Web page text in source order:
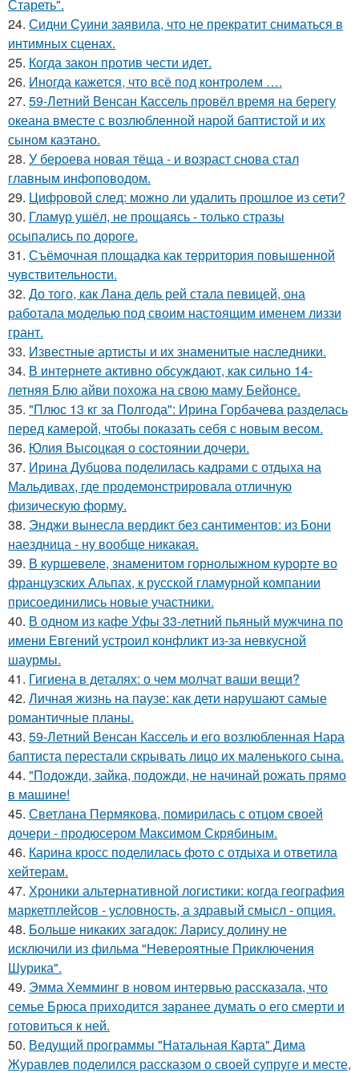
Стареть".
24. Сидни Суини заявила, что не прекратит сниматься в
интимных сценах.
25. Когда закон против чести идет.
26. Иногда кажется, что всё под контролем ….
27. 59-Летний Венсан Кассель провёл время на берегу
океана вместе с возлюбленной нарой баптистой и их
сыном каэтано.
28. У бероева новая тёща - и возраст снова стал
главным инфоповодом.
29. Цифровой след: можно ли удалить прошлое из сети?
30. Гламур ушёл, не прощаясь - только стразы
осыпались по дороге.
31. Съёмочная площадка как территория повышенной
чувствительности.
32. До того, как Лана дель рей стала певицей, она
работала моделью под своим настоящим именем лиззи
грант.
33. Известные артисты и их знаменитые наследники.
34. В интернете активно обсуждают, как сильно 14-
летняя Блю айви похожа на свою маму Бейонсе.
35. "Плюс 13 кг за Полгода": Ирина Горбачева разделась
перед камерой, чтобы показать себя с новым весом.
36. Юлия Высоцкая о состоянии дочери.
37. Ирина Дубцова поделилась кадрами с отдыха на
Мальдивах, где продемонстрировала отличную
физическую форму.
38. Энджи вынесла вердикт без сантиментов: из Бони
наездница - ну вообще никакая.
39. В куршевеле, знаменитом горнолыжном курорте во
французских Альпах, к русской гламурной компании
присоединились новые участники.
40. В одном из кафе Уфы 33-летний пьяный мужчина по
имени Евгений устроил конфликт из-за невкусной
шаурмы.
41. Гигиена в деталях: о чем молчат ваши вещи?
42. Личная жизнь на паузе: как дети нарушают самые
романтичные планы.
43. 59-Летний Венсан Кассель и его возлюбленная Нара
баптиста перестали скрывать лицо их маленького сына.
44. "Подожди, зайка, подожди, не начинай рожать прямо
в машине!
45. Светлана Пермякова, помирилась с отцом своей
дочери - продюсером Максимом Скрябиным.
46. Карина кросс поделилась фото с отдыха и ответила
хейтерам.
47. Хроники альтернативной логистики: когда география
маркетплейсов - условность, а здравый смысл - опция.
48. Больше никаких загадок: Ларису долину не
исключили из фильма "Невероятные Приключения
Шурика".
49. Эмма Хемминг в новом интервью рассказала, что
семье Брюса приходится заранее думать о его смерти и
готовиться к ней.
50. Ведущий программы "Натальная Карта" Дима
Журавлев поделился рассказом о своей супруге и месте,